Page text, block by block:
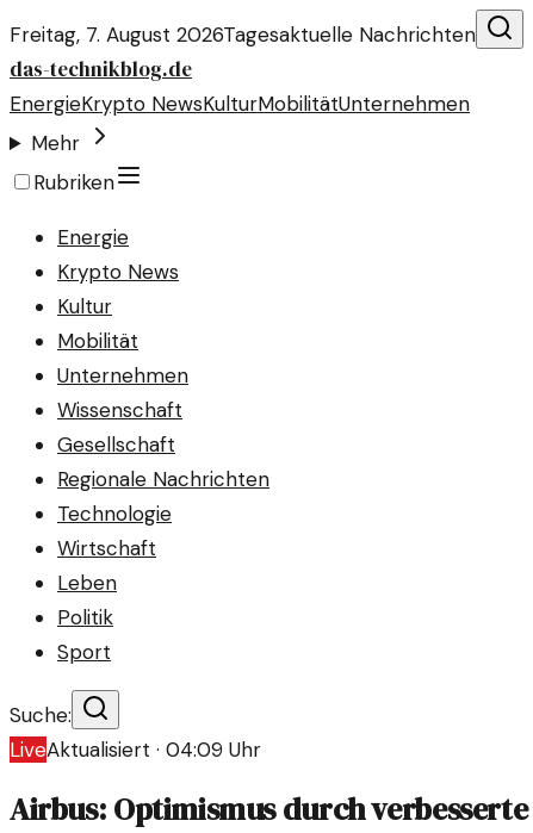
Freitag, 7. August 2026Tagesaktuelle Nachrichten
das-technikblog.de
EnergieKrypto NewsKulturMobilitätUnternehmen
Mehr
Rubriken
Energie
Krypto News
Kultur
Mobilität
Unternehmen
Wissenschaft
Gesellschaft
Regionale Nachrichten
Technologie
Wirtschaft
Leben
Politik
Sport
Suche:
LiveAktualisiert · 04:09 Uhr
Airbus: Optimismus durch